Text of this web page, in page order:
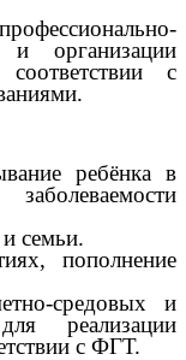
и организации
с
ребёнка в
семьи.
пополнение
средовых и
реализации
с ФГТ.